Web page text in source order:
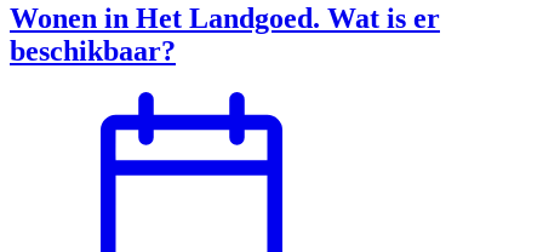
Wonen in Het Landgoed. Wat is er
beschikbaar?